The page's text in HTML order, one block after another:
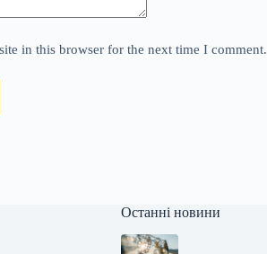
in this browser for the next time I comment.
Останні новини